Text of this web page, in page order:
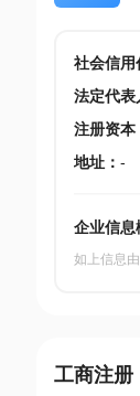
社会信用
法定代表
注册资本
地址： -
企业信息
如上信息
工商注册